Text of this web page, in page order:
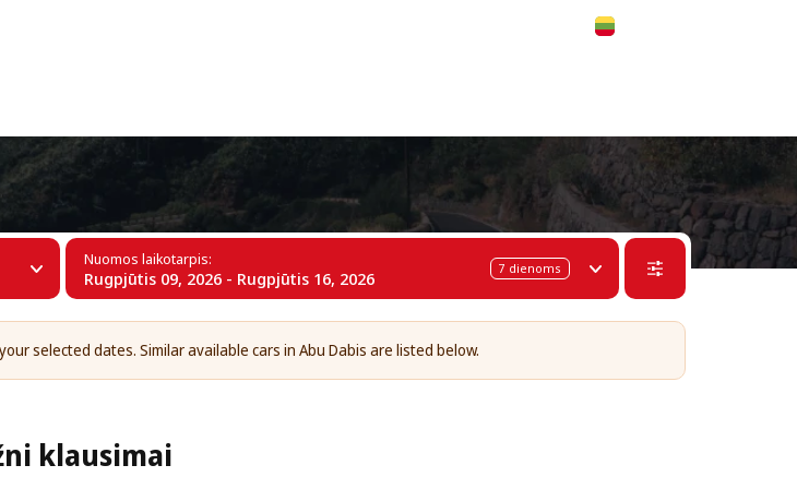
Nuomos laikotarpis:
Rugpjūtis 09, 2026 - Rugpjūtis 16, 2026 7 dienoms
selected dates. Similar available cars in Abu Dabis are listed below.
klausimai